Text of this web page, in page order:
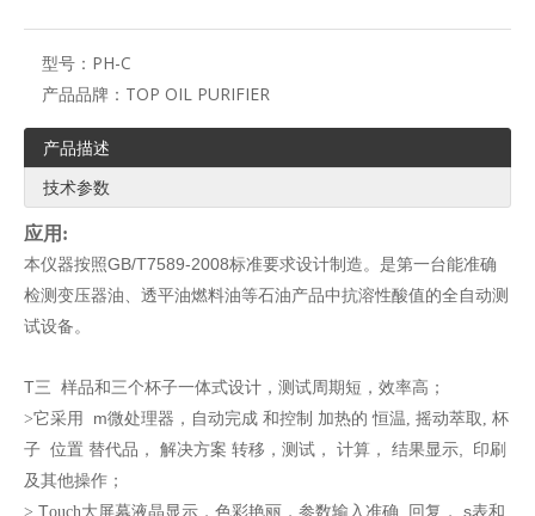
型号： PH-C
产品品牌： TOP OIL PURIFIER
产品描述
技术参数
应用 :
本仪器按照GB/T7589-2008标准要求设计制造。是第一台能准确
检测变压器油、透平油燃料油等石油产品中抗溶性酸值的全自动测
试设备。
T三 样品和三个杯子一体式设计，测试周期短，效率高；
>它采用 m微处理器，自动完成 和控制 加热的恒温, 摇动萃取, 杯
子 位置 替代品， 解决方案 转移，测试， 计算， 结果显示
印刷
及其他操作；
> Touch大屏幕液晶显示，色彩艳丽，参数输入准确 回复， s表和